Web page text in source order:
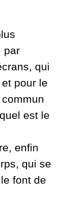
par
qui
pour le
est le
enfin
qui se
font de